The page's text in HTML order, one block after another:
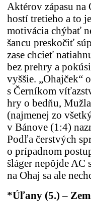
Aktérov zápasu
hostí tretieho a to
motivácia chýbať
šancu preskočiť
zase chcieť
bez prehry a
vyššie. „Ohajček“
s Černíkom
hry o bedňu,
(najmenej zo
v Bánove (1:4)
Podľa čerstvých
o prípadnom
šláger nepôjde
na Ohaj sa ale
*Úľany (5.) –